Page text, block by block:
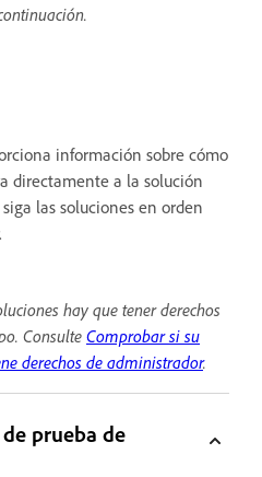
información sobre cómo
directamente a la solución
las soluciones en orden
hay que tener derechos
Consulte Comprobar si su
derechos de administrador.
prueba de